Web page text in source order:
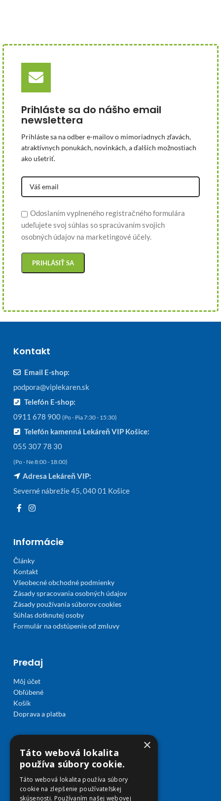
Prihláste sa do nášho email
newslettera
Prihláste sa na odber e-mailov o mimoriadnych zľavách,
atraktívnych ponukách, novinkách, a ďalších možnostiach
ako ušetriť.
Odoslaním vyplneného registračného formulára
udeľujete svoj súhlas so spracúvaním svojich
osobných údajov na marketingové účely.
Kontakt
Email E-shop:
podpora@viplekaren.sk
Telefón E-shop:
0911 678 900 (Po - Pia 7:30 - 15:30)
Telefón kamenná Lekáreň VIP Košice:
055 307 78 30
(Po - Ne 8:00 - 18:00)
Adresa Lekáreň VIP:
Severné nábrežie 45, 040 01 Košice
Informácie
Články
Kontakt
Všeobecné obchodné podmienky
Zásady spracovania osobných údajov
Zásady používania súborov cookies
Súhlas dotknutej osoby
Formulár na odstúpenie od zmluvy
Predaj
Môj účet
Obľúbené
Košík
Doprava a platba
×
Táto webová lokalita
používa súbory cookie.
Táto webová lokalita používa súbory
cookie na zlepšenie používateľskej
skúsenosti. Používaním našej webovej